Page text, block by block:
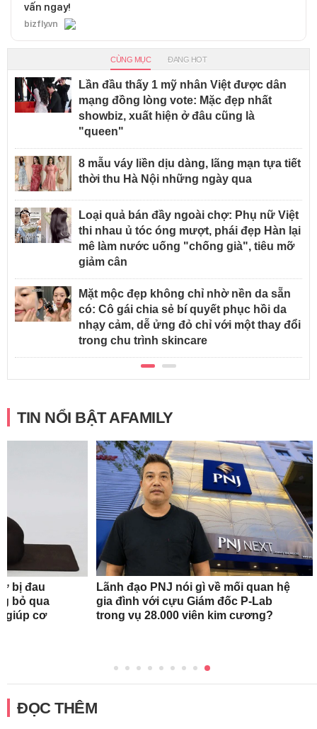
vấn ngay!
bizfly.vn
CÙNG MỤC ĐANG HOT
Lần đầu thấy 1 mỹ nhân Việt được dân
mạng đồng lòng vote: Mặc đẹp nhất
showbiz, xuất hiện ở đâu cũng là
"queen"
8 mẫu váy liền dịu dàng, lãng mạn tựa tiết
thời thu Hà Nội những ngày qua
Loại quả bán đầy ngoài chợ: Phụ nữ Việt
thi nhau ủ tóc óng mượt, phái đẹp Hàn lại
mê làm nước uống "chống già", tiêu mỡ
giảm cân
Mặt mộc đẹp không chỉ nhờ nền da sẵn
có: Cô gái chia sẻ bí quyết phục hồi da
nhạy cảm, dễ ửng đỏ chỉ với một thay đổi
trong chu trình skincare
TIN NỔI BẬT AFAMILY
bị đau
bỏ qua
giúp cơ
Lãnh đạo PNJ nói gì về mối quan hệ
gia đình với cựu Giám đốc P-Lab
trong vụ 28.000 viên kim cương?
ĐỌC THÊM